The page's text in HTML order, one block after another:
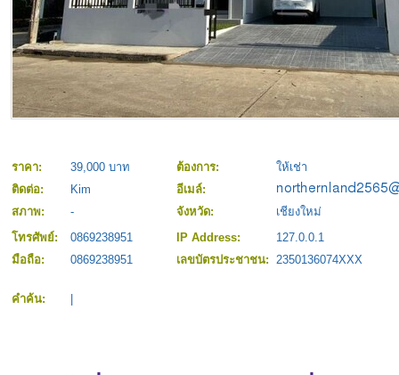
ราคา: 39,000 บาท ต้องการ:
ให้เช่า
ติดต่อ:
Kim
อีเมล์:
สภาพ:
- จังหวัด:
เชียงใหม่
โทรศัพย์:
0869238951 IP Address:
127.0.0.1
มือถือ:
0869238951 เลขบัตรประชาชน: 2350136074XXX
คำค้น: